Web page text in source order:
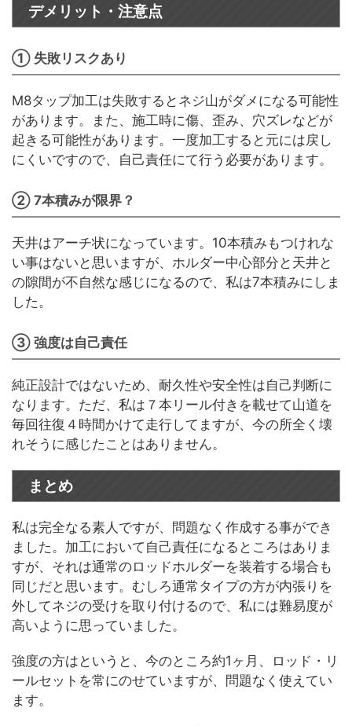
デメリット・注意点
① 失敗リスクあり
M8タップ加工は失敗するとネジ山がダメになる可能性
があります。また、施工時に傷、歪み、穴ズレなどが
起きる可能性があります。一度加工すると元には戻し
にくいですので、自己責任にて行う必要があります。
② 7本積みが限界？
天井はアーチ状になっています。10本積みもつけれな
い事はないと思いますが、ホルダー中心部分と天井と
の隙間が不自然な感じになるので、私は7本積みにしま
した。
③ 強度は自己責任
純正設計ではないため、耐久性や安全性は自己判断に
なります。ただ、私は７本リール付きを載せて山道を
毎回往復４時間かけて走行してますが、今の所全く壊
れそうに感じたことはありません。
まとめ
私は完全なる素人ですが、問題なく作成する事ができ
ました。加工において自己責任になるところはありま
すが、それは通常のロッドホルダーを装着する場合も
同じだと思います。むしろ通常タイプの方が内張りを
外してネジの受けを取り付けるので、私には難易度が
高いように思っていました。
強度の方はというと、今のところ約1ヶ月、ロッド・リ
ールセットを常にのせていますが、問題なく使えてい
ます。